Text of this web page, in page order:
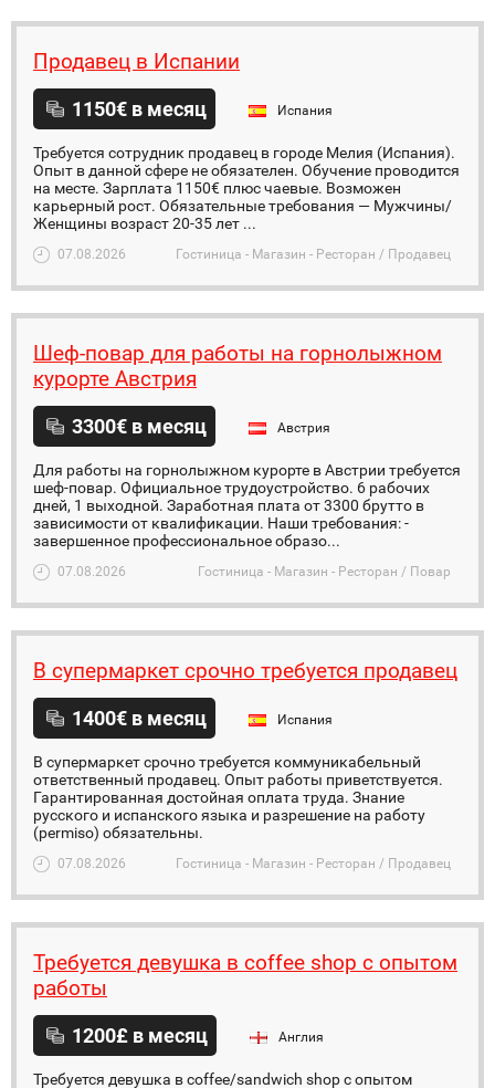
Продавец в Испании
1150€ в месяц Испания
Требуется сотрудник продавец в городе Мелия (Испания).
Опыт в данной сфере не обязателен. Обучение проводится
на месте. Зарплата 1150€ плюс чаевые. Возможен
карьерный рост. Обязательные требования — Мужчины/
Женщины возраст 20-35 лет ...
07.08.2026 Гостиница - Магазин - Ресторан / Продавец
Шеф-повар для работы на горнолыжном
курорте Австрия
3300€ в месяц Австрия
Для работы на горнолыжном курорте в Австрии требуется
шеф-повар. Официальное трудоустройство. 6 рабочих
дней, 1 выходной. Заработная плата от 3300 брутто в
зависимости от квалификации. Наши требования: -
завершенное профессиональное образо...
07.08.2026 Гостиница - Магазин - Ресторан / Повар
В супермаркет срочно требуется продавец
1400€ в месяц Испания
В супермаркет срочно требуется коммуникабельный
ответственный продавец. Опыт работы приветствуется.
Гарантированная достойная оплата труда. Знание
русского и испанского языка и разрешение на работу
(permiso) обязательны.
07.08.2026 Гостиница - Магазин - Ресторан / Продавец
Требуется девушка в coffee shop c опытом
работы
1200£ в месяц Англия
Требуется девушка в coffee/sandwich shop c опытом